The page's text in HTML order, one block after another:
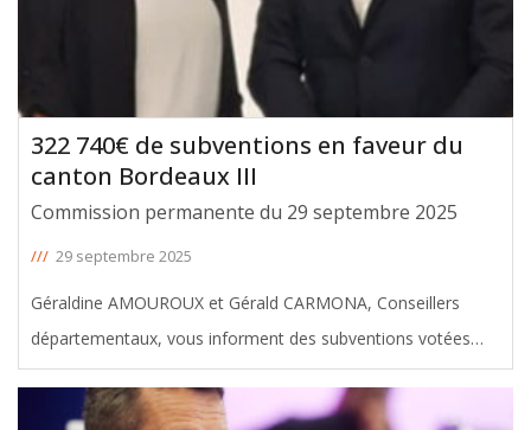
322 740€ de subventions en faveur du
canton Bordeaux III
Commission permanente du 29 septembre 2025
/// 29 septembre 2025
Géraldine AMOUROUX et Gérald CARMONA, Conseillers
départementaux, vous informent des subventions votées
avec leur soutien en faveur du canton Bordeaux III, lors de la
Commission permanente du 29 septembre 2025. Le